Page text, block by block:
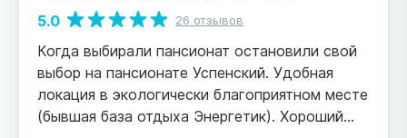
5.0 26 отзывов
Когда выбирали пансионат остановили свой
выбор на пансионате Успенский. Удобная
локация в экологически благоприятном месте
(бывшая база отдыха Энергетик). Хороший